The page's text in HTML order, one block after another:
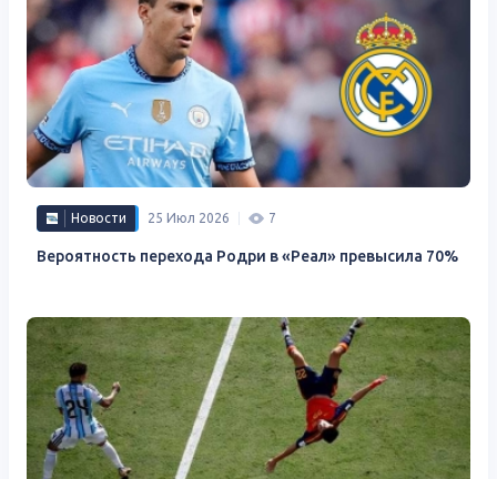
Новости 25 Июл 2026 7
Вероятность перехода Родри в «Реал» превысила 70%